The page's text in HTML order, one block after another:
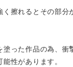
く擦れるとその部分
塗った作品の為、衝
性があります。